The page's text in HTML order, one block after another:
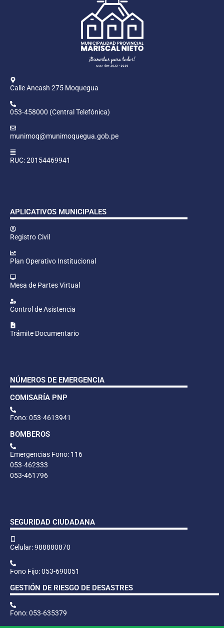
Calle Ancash 275 Moquegua
053-458000 (Central Telefónica)
munimoq@munimoquegua.gob.pe
RUC: 20154469941
APLICATIVOS MUNICIPALES
Registro Civil
Plan Operativo Institucional
Mesa de Partes Virtual
Control de Asistencia
Trámite Documentario
NÚMEROS DE EMERGENCIA
COMISARÍA PNP
Fono: 053-4613941
BOMBEROS
Emergencias Fono: 116
053-462333
053-461796
SEGURIDAD CIUDADANA
Celular: 988880870
Fono Fijo: 053-690051
GESTIÓN DE RIESGO DE DESASTRES
Fono: 053-635379